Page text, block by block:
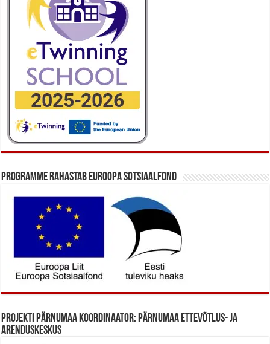
Programme rahastab Euroopa Sotsiaalfond
Projekti Pärnumaa koordinaator: Pärnumaa Ettevõtlus- ja
Arenduskeskus